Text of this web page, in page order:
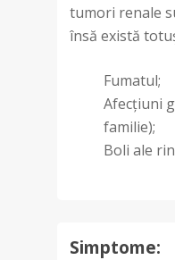
tumori renale
însă există
Fumatul;
Afecțiuni
familie);
Boli ale
Simptome: